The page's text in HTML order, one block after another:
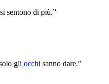
sentono di più.”
gli occhi sanno dare.”